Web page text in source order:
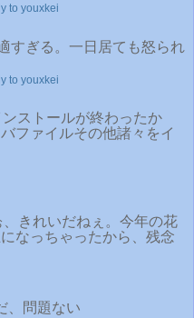
to youxkei
すぎる。一日居ても怒られ
to youxkei
ストールが終わったか
ファイルその他諸々をイ
、きれいだねぇ。今年の花
なっちゃったから、残念
、問題ない